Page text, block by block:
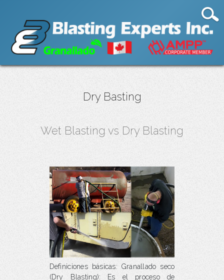
Dry Basting
Wet Blasting vs Dry Blasting
Definiciones básicas: Granallado seco
(Dry Blasting): Es el proceso de